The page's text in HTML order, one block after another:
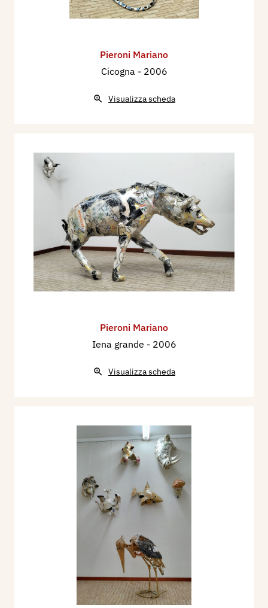
Pieroni Mariano
Cicogna - 2006
Visualizza scheda
Pieroni Mariano
Iena grande - 2006
Visualizza scheda